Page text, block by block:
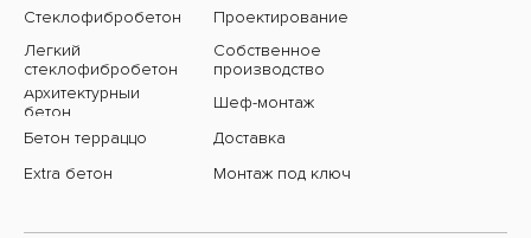
Монтаж под ключ
Доставка
Шеф-монтаж
Собственное
производство
Проектирование
Extra бетон
Бетон терраццо
Архитектурный
бетон
Легкий
стеклофибробетон
Стеклофибробетон